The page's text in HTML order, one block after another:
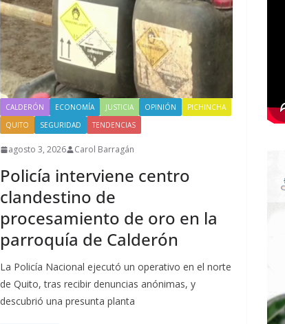
CALDERÓN ECONOMÍA JUSTICIA OPINIÓN
PICHINCHA
QUITO
SEGURIDAD TENDENCIAS
agosto 3, 2026 Carol Barragán
Policía interviene centro
clandestino de
procesamiento de oro en la
parroquía de Calderón
La Policía Nacional ejecutó un operativo en el norte
de Quito, tras recibir denuncias anónimas, y
descubrió una presunta planta